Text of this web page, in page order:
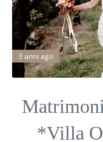
3 anni ago
*Villa